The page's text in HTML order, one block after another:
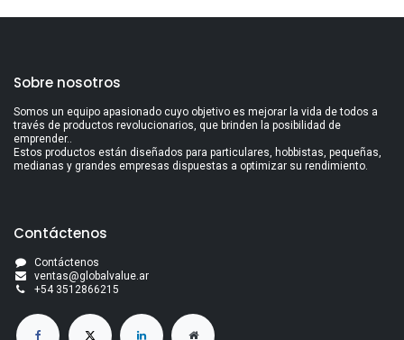
Sobre nosotros
Somos un equipo apasionado cuyo objetivo es mejorar la vida de todos a
través de productos revolucionarios, que brinden la posibilidad de
emprender..
Estos productos están diseñados para particulares, hobbistas, pequeñas,
medianas y grandes empresas dispuestas a optimizar su rendimiento.
Contáctenos
Contáctenos
ventas@globalvalue.ar
+54 3512866215